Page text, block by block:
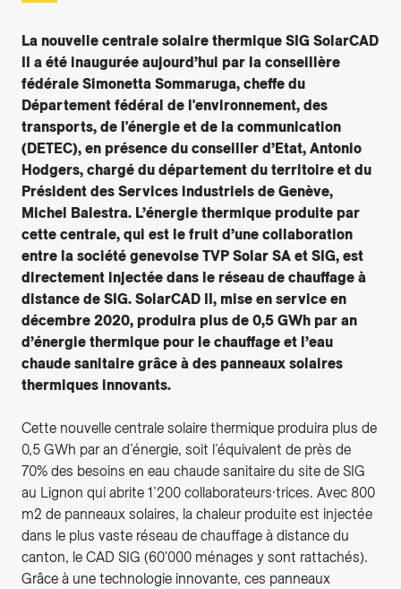
La nouvelle centrale solaire thermique SIG SolarCAD
II a été inaugurée aujourd’hui par la conseillère
fédérale Simonetta Sommaruga, cheffe du
Département fédéral de l'environnement, des
transports, de l'énergie et de la communication
(DETEC), en présence du conseiller d’Etat, Antonio
Hodgers, chargé du département du territoire et du
Président des Services industriels de Genève,
Michel Balestra. L’énergie thermique produite par
cette centrale, qui est le fruit d’une collaboration
entre la société genevoise TVP Solar SA et SIG, est
directement injectée dans le réseau de chauffage à
distance de SIG. SolarCAD II, mise en service en
décembre 2020, produira plus de 0,5 GWh par an
d’énergie thermique pour le chauffage et l’eau
chaude sanitaire grâce à des panneaux solaires
thermiques innovants.
Cette nouvelle centrale solaire thermique produira plus de
0,5 GWh par an d’énergie, soit l’équivalent de près de
70% des besoins en eau chaude sanitaire du site de SIG
au Lignon qui abrite 1’200 collaborateurs·trices. Avec 800
m2 de panneaux solaires, la chaleur produite est injectée
dans le plus vaste réseau de chauffage à distance du
canton, le CAD SIG (60'000 ménages y sont rattachés).
Grâce à une technologie innovante, ces panneaux